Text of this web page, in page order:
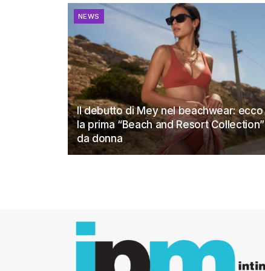
NEWS
Il debutto di Mey nel beachwear: ecco
la prima “Beach and Resort Collection”
da donna